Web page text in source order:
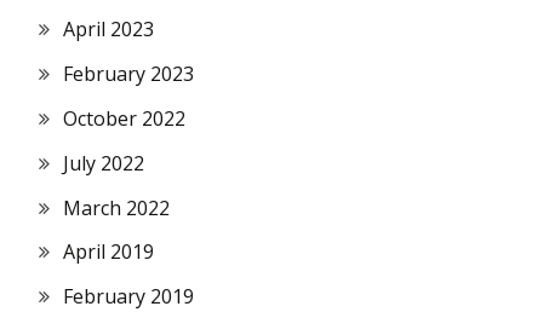
April 2023
February 2023
October 2022
July 2022
March 2022
April 2019
February 2019